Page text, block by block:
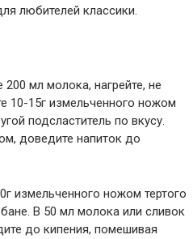
любителей классики.
200 мл молока, нагрейте, не
10-15г измельченного ножом
подсластитель по вкусу.
доведите напиток до
измельченного ножом тертого
В 50 мл молока или сливок
до кипения, помешивая